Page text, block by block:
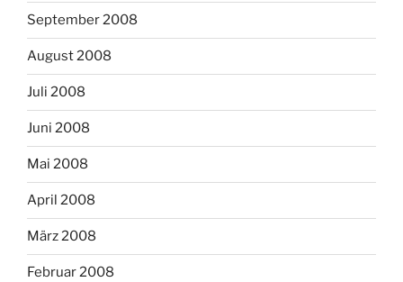
September 2008
August 2008
Juli 2008
Juni 2008
Mai 2008
April 2008
März 2008
Februar 2008